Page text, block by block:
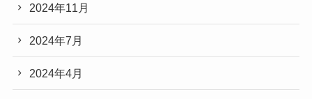
2024年11月
2024年7月
2024年4月